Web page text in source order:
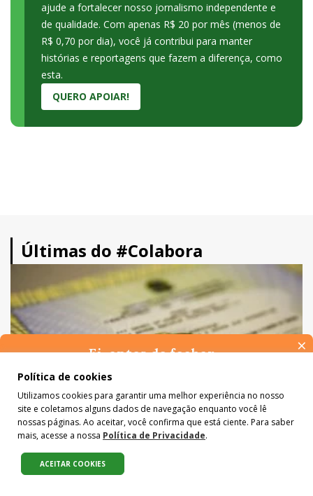
ajude a fortalecer nosso jornalismo independente e
de qualidade. Com apenas R$ 20 por mês (menos de
R$ 0,70 por dia), você já contribui para manter
histórias e reportagens que fazem a diferença, como
esta.
QUERO APOIAR!
Últimas do #Colabora
DIVERSIDADE
consensuais passam a ser majoritárias no
Brasil
Compartilhe:
Política de cookies
Utilizamos cookies para garantir uma melhor experiência no nosso
site e coletamos alguns dados de navegação enquanto você lê
nossas páginas. Ao aceitar, você confirma que está ciente. Para saber
mais, acesse a nossa Política de Privacidade.
ACEITAR COOKIES
×
Ei, antes de fechar…
Pense na importância de manter-se informado(a). Quer ter
colunistas e reportagens especiais? Receba a nossa newsletter.
É de graça :)